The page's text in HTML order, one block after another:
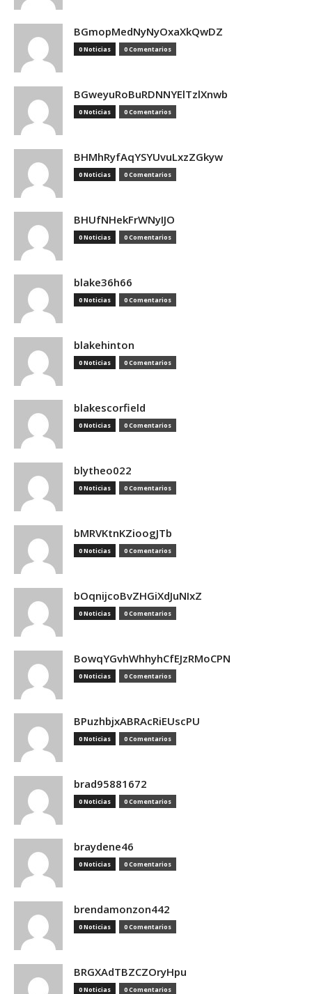
BGmopMedNyNyOxaXkQwDZ
0 Noticias 0 Comentarios
BGweyuRoBuRDNNYElTzlXnwb
0 Noticias 0 Comentarios
BHMhRyfAqYSYUvuLxzZGkyw
0 Noticias 0 Comentarios
BHUfNHekFrWNyIJO
0 Noticias 0 Comentarios
blake36h66
0 Noticias 0 Comentarios
blakehinton
0 Noticias 0 Comentarios
blakescorfield
0 Noticias 0 Comentarios
blytheo022
0 Noticias 0 Comentarios
bMRVKtnKZioogJTb
0 Noticias 0 Comentarios
bOqnijcoBvZHGiXdJuNIxZ
0 Noticias 0 Comentarios
BowqYGvhWhhyhCfEJzRMoCPN
0 Noticias 0 Comentarios
BPuzhbjxABRAcRiEUscPU
0 Noticias 0 Comentarios
brad95881672
0 Noticias 0 Comentarios
braydene46
0 Noticias 0 Comentarios
brendamonzon442
0 Noticias 0 Comentarios
BRGXAdTBZCZOryHpu
0 Noticias 0 Comentarios